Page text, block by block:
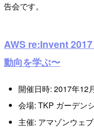
告会です。
AWS re:Invent
動向を学ぶ〜
開催日時: 2017年12
会場: TKP ガーデン
主催: アマゾンウェ